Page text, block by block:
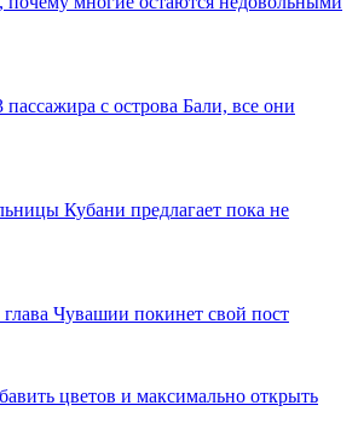
с острова Бали, все они
Кубани предлагает пока не
Чувашии покинет свой пост
цветов и максимально открыть